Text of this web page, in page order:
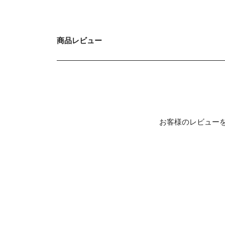
商品レビュー
お客様のレビュー